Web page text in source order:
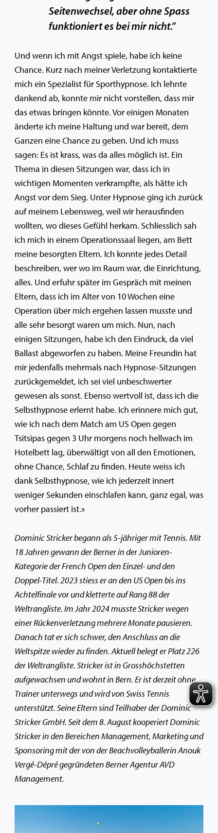
Seitenwechsel, aber ohne Spass
funktioniert es bei mir nicht.”
Und wenn ich mit Angst spiele, habe ich keine
Chance. Kurz nach meiner Verletzung kontaktierte
mich ein Spezialist für Sporthypnose. Ich lehnte
dankend ab, konnte mir nicht vorstellen, dass mir
das etwas bringen könnte. Vor einigen Monaten
änderte ich meine Haltung und war bereit, dem
Ganzen eine Chance zu geben. Und ich muss
sagen: Es ist krass, was da alles möglich ist. Ein
Thema in diesen Sitzungen war, dass ich in
wichtigen Momenten verkrampfte, als hätte ich
Angst vor dem Sieg. Unter Hypnose ging ich zurück
auf meinem Lebensweg, weil wir herausfinden
wollten, wo dieses Gefühl herkam. Schliesslich sah
ich mich in einem Operationssaal liegen, am Bett
meine besorgten Eltern. Ich konnte jedes Detail
beschreiben, wer wo im Raum war, die Einrichtung,
alles. Und erfuhr später im Gespräch mit meinen
Eltern, dass ich im Alter von 10 Wochen eine
Operation über mich ergehen lassen musste und
alle sehr besorgt waren um mich. Nun, nach
einigen Sitzungen, habe ich den Eindruck, da viel
Ballast abgeworfen zu haben. Meine Freundin hat
mir jedenfalls mehrmals nach Hypnose-Sitzungen
zurückgemeldet, ich sei viel unbeschwerter
gewesen als sonst. Ebenso wertvoll ist, dass ich die
Selbsthypnose erlernt habe. Ich erinnere mich gut,
wie ich nach dem Match am US Open gegen
Tsitsipas gegen 3 Uhr morgens noch hellwach im
Hotelbett lag, überwältigt von all den Emotionen,
ohne Chance, Schlaf zu finden. Heute weiss ich
dank Selbsthypnose, wie ich jederzeit innert
weniger Sekunden einschlafen kann, ganz egal, was
vorher passiert ist.»
Dominic Stricker begann als 5-jähriger mit Tennis. Mit
18 Jahren gewann der Berner in der Junioren-
Kategorie der French Open den Einzel- und den
Doppel-Titel. 2023 stiess er an den US Open bis ins
Achtelfinale vor und kletterte auf Rang 88 der
Weltrangliste. Im Jahr 2024 musste Stricker wegen
einer Rückenverletzung mehrere Monate pausieren.
Danach tat er sich schwer, den Anschluss an die
Weltspitze wieder zu finden. Aktuell belegt er Platz 226
der Weltrangliste. Stricker ist in Grosshöchstetten
aufgewachsen und wohnt in Bern. Er ist derzeit ohne
Trainer unterwegs und wird von Swiss Tennis
unterstützt. Seine Eltern sind Teilhaber der Dominic
Stricker GmbH. Seit dem 8. August kooperiert Dominic
Stricker in den Bereichen Management, Marketing und
Sponsoring mit der von der Beachvolleyballerin Anouk
Vergé-Dépré gegründeten Berner Agentur AVD
Management.